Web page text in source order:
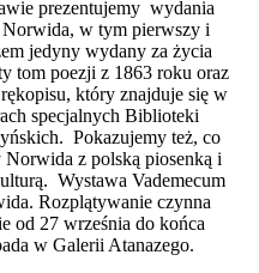
prezentujemy wydania
Norwida, w tym pierwszy i
jedyny wydany za życia
tom poezji z 1863 roku oraz
który znajduje się w
specjalnych Biblioteki
Pokazujemy też, co
Norwida z polską piosenką i
Wystawa Vademecum
Rozplątywanie czynna
od 27 września do końca
w Galerii Atanazego.